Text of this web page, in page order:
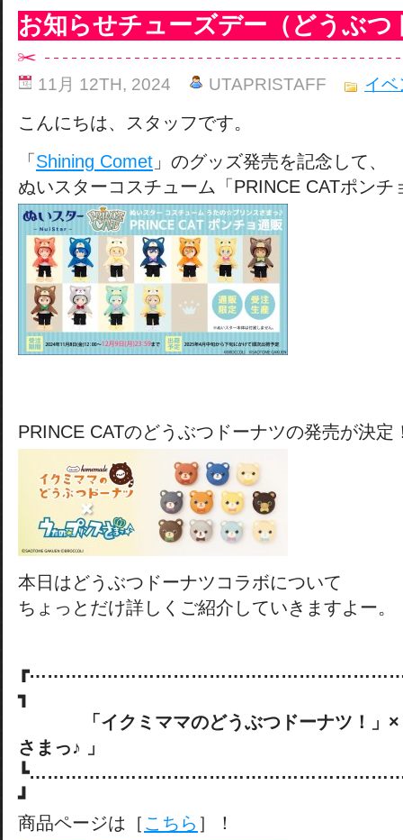
お知らせチューズデー（どうぶつ
11月 12TH, 2024 UTAPRISTAFF イベ
こんにちは、スタッフです。
「 Shining Comet 」のグッズ発売を記念して、
ぬいスターコスチューム「PRINCE CATポンチ
PRINCE CATのどうぶつドーナツの発売が決定
本日はどうぶつドーナツコラボについて
ちょっとだけ詳しくご紹介していきますよー。
┓
「イクミママのどうぶつドーナツ！」×
さまっ♪ 」
┛
商品ページは［ こちら ］！